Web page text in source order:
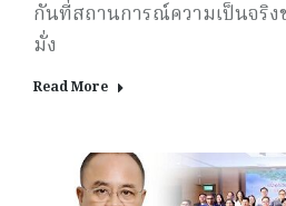
กันที่สถานการณ์ความเป็นจริง
มั่ง
Read More